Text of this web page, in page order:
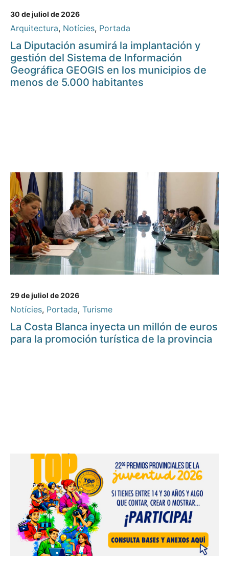
30 de juliol de 2026
Arquitectura, Notícies, Portada
La Diputación asumirá la implantación y
gestión del Sistema de Información
Geográfica GEOGIS en los municipios de
menos de 5.000 habitantes
29 de juliol de 2026
Notícies, Portada, Turisme
La Costa Blanca inyecta un millón de euros
para la promoción turística de la provincia